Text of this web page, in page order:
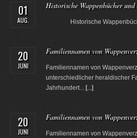
01
AUG.
Historische Wappenbücher
Historische
20
JUNI
Familiennamen von
Familiennamen von
unterschiedlicher heraldischer
Jahrhundert... [...]
20
JUNI
Familiennamen von
Familiennamen von